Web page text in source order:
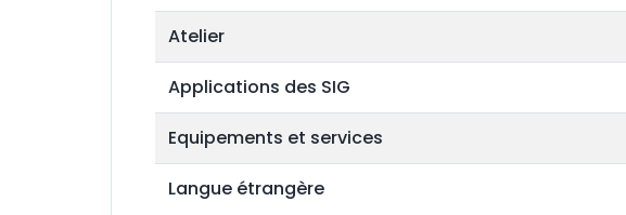
Atelier
Applications des SIG
Equipements et services
Langue étrangère